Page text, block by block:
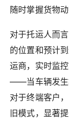
随时掌握货物
对于托运人而
的位置和预计
运商，实时监
——当车辆发生
对于终端客户
旧模式，显著